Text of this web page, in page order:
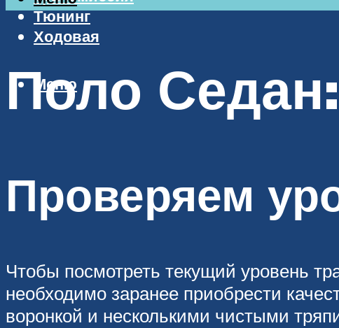
Тюнинг
Ходовая
Меню
Поло
Проверяем
Чтобы посмотреть текущий уровень
необходимо заранее приобрести
воронкой и несколькими чистыми